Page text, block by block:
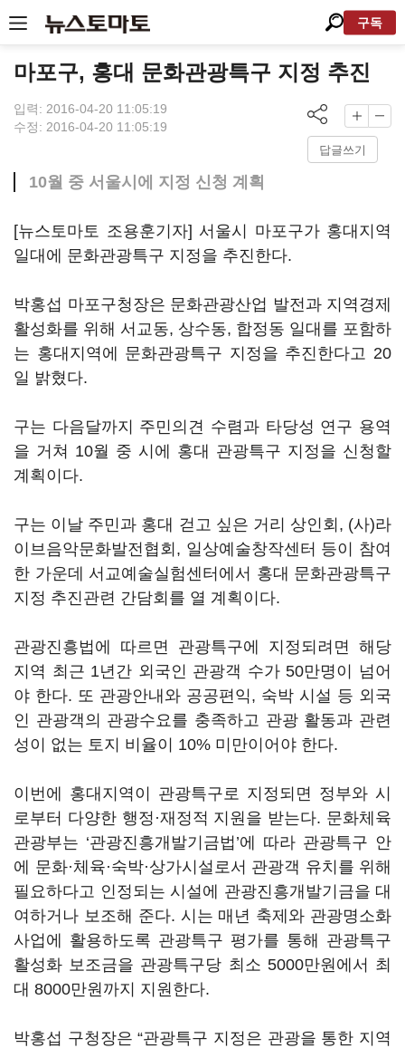
구독
마포구, 홍대 문화관광특구 지정 추진
입력: 2016-04-20 11:05:19
수정: 2016-04-20 11:05:19
답글쓰기
10월 중 서울시에 지정 신청 계획
[뉴스토마토 조용훈기자] 서울시 마포구가 홍대지역
일대에 문화관광특구 지정을 추진한다.
박홍섭 마포구청장은 문화관광산업 발전과 지역경제
활성화를 위해 서교동, 상수동, 합정동 일대를 포함하
는 홍대지역에 문화관광특구 지정을 추진한다고 20
일 밝혔다.
구는 다음달까지 주민의견 수렴과 타당성 연구 용역
을 거쳐 10월 중 시에 홍대 관광특구 지정을 신청할
계획이다.
구는 이날 주민과 홍대 걷고 싶은 거리 상인회, (사)라
이브음악문화발전협회, 일상예술창작센터 등이 참여
한 가운데 서교예술실험센터에서 홍대 문화관광특구
지정 추진관련 간담회를 열 계획이다.
관광진흥법에 따르면 관광특구에 지정되려면 해당
지역 최근 1년간 외국인 관광객 수가 50만명이 넘어
야 한다. 또 관광안내와 공공편익, 숙박 시설 등 외국
인 관광객의 관광수요를 충족하고 관광 활동과 관련
성이 없는 토지 비율이 10% 미만이어야 한다.
이번에 홍대지역이 관광특구로 지정되면 정부와 시
로부터 다양한 행정·재정적 지원을 받는다. 문화체육
관광부는 ‘관광진흥개발기금법’에 따라 관광특구 안
에 문화·체육·숙박·상가시설로서 관광객 유치를 위해
필요하다고 인정되는 시설에 관광진흥개발기금을 대
여하거나 보조해 준다. 시는 매년 축제와 관광명소화
사업에 활용하도록 관광특구 평가를 통해 관광특구
활성화 보조금을 관광특구당 최소 5000만원에서 최
대 8000만원까지 지원한다.
박홍섭 구청장은 “관광특구 지정은 관광을 통한 지역